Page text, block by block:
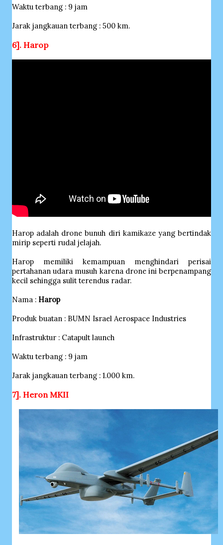
Waktu terbang : 9 jam
Jarak jangkauan terbang : 500 km.
6]. Harop
Harop adalah drone bunuh diri kamikaze yang bertindak
mirip seperti rudal jelajah.
Harop memiliki kemampuan menghindari perisai
pertahanan udara musuh karena drone ini berpenampang
kecil sehingga sulit terendus radar.
Nama : Harop
Produk buatan : BUMN Israel Aerospace Industries
Infrastruktur : Catapult launch
Waktu terbang : 9 jam
Jarak jangkauan terbang : 1.000 km.
7]. Heron MKII